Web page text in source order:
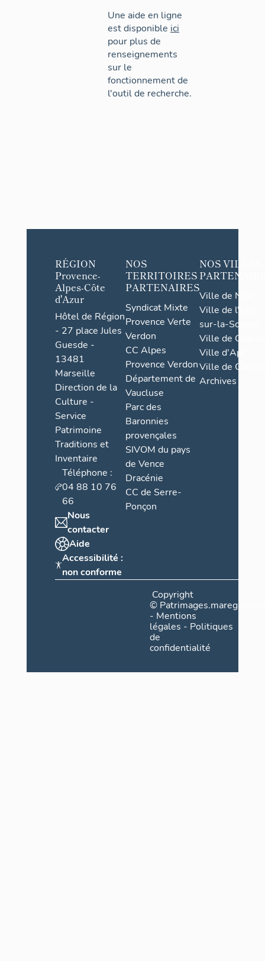
Une aide en ligne
est disponible ici
pour plus de
renseignements
sur le
fonctionnement de
l'outil de recherche.
RÉGION
Provence-
Alpes-Côte
d'Azur
Hôtel de Région
- 27 place Jules
Guesde -
13481
Marseille
Direction de la
Culture -
Service
Patrimoine
Traditions et
Inventaire
Téléphone :
04 88 10 76
66
Nous
contacter
Aide
Accessibilité :
non conforme
NOS
TERRITOIRES
PARTENAIRES
Syndicat Mixte
Provence Verte
Verdon
CC Alpes
Provence Verdon
Département de
Vaucluse
Parc des
Baronnies
provençales
SIVOM du pays
de Vence
Dracénie
CC de Serre-
Ponçon
NOS VILLES
Ville de Nice
Ville de l'Isle-
sur-la-Sorgue
Ville de Grasse
Ville d'Apt
Ville de
Archives
Copyright
©
- Mentions
légales - Politiques
de
confidentialité